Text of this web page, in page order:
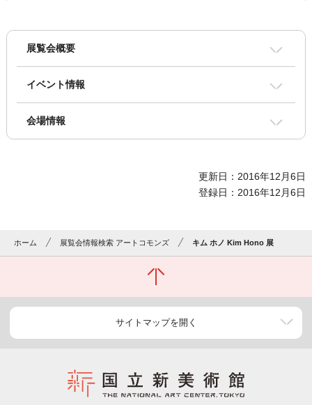
展覧会概要
イベント情報
会場情報
更新日：2016年12月6日
登録日：2016年12月6日
ホーム 展覧会情報検索 アートコモンズ キム ホノ Kim Hono 展
サイトマップを開く